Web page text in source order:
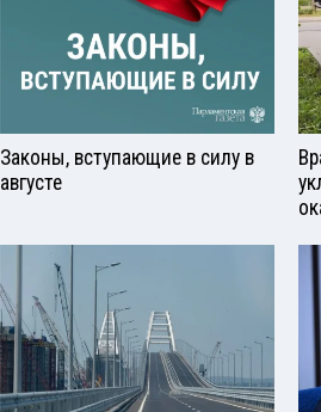
Законы, вступающие в силу в
августе